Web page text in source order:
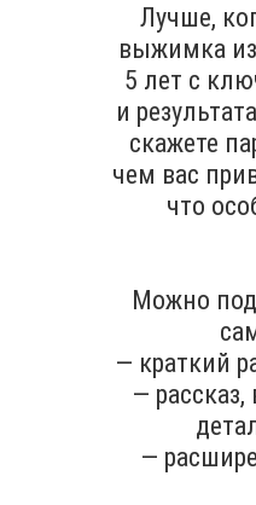
Лучше,
выжимка
5 лет с
и
скажете
чем вас
что
Можно
— краткий
—
—